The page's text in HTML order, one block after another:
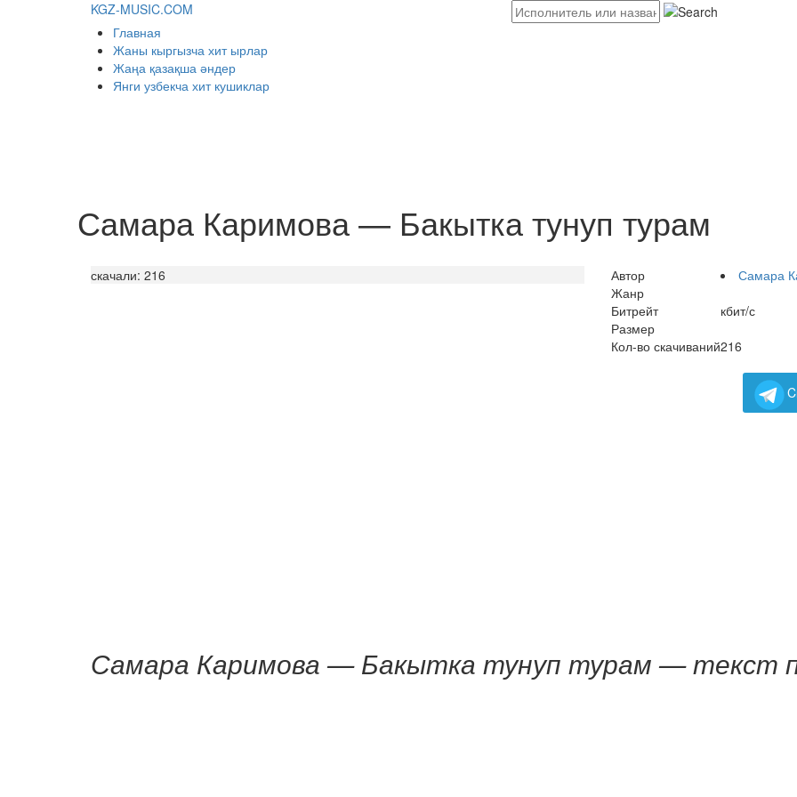
KGZ-MUSIC.COM
Главная
Жаны кыргызча хит ырлар
Жаңа қазақша әндер
Янги узбекча хит кушиклар
Самара Каримова — Бакытка тунуп турам
скачали: 216 Автор
Самара
Жанр
Битрейт
кбит/с
Размер
Кол-во скачиваний216
Самара Каримова — Бакытка тунуп турам — текст